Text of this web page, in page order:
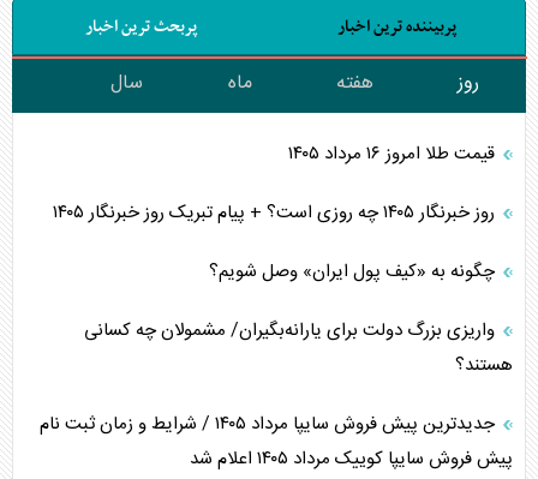
پربیننده ترین اخبار پربحث ترین اخبار
روز هفته ماه سال
قیمت طلا امروز ۱۶ مرداد ۱۴۰۵
روز خبرنگار ۱۴۰۵ چه روزی است؟ + پیام تبریک روز خبرنگار ۱۴۰۵
چگونه به «کیف پول ایران» وصل شویم؟
واریزی بزرگ دولت برای یارانه‌بگیران/ مشمولان چه کسانی
هستند؟
جدیدترین پیش فروش سایپا مرداد ۱۴۰۵ / شرایط و زمان ثبت نام
پیش فروش سایپا کوییک مرداد ۱۴۰۵ اعلام شد